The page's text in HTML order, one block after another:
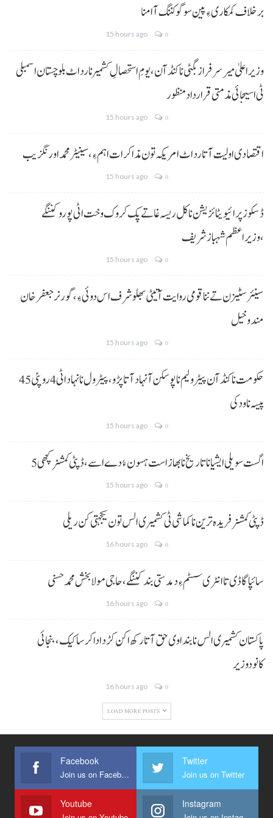
برخلاف کمکاری ءِ پین سوگو کننگ آ امنا
15 hours ago 0
وزیراعلیٰ میر سرفراز بگٹی نا کنڈ آن،یومِ استحصالِ کشمیر نا رد اٹ بلوچستان اسمبلی
ٹی اسیجائی مذمتی قرارداد منظور
15 hours ago 0
اقتصادی اولیت آتا رد اٹ امریکہ تون مذاکرات اہم ءِ،سینیٹر محمد اورنگزیب
15 hours ago 0
ڈسکوز پرائیویٹائزیشن نا کل ریسہ غاتے پک کروک وخت اٹی پورو کننگے
،وزیراعظم شہباز شریف
15 hours ago 0
سینئر سٹیزن تے ننا قومی روایت آتیٹی بھلو شرف اس دوئی ءِ،گورنر جعفرخان
مندوخیل
15 hours ago 0
حکومت نا کنڈ آن پیٹرولیم نا پوسکن آ نہاد آتا پڑو،پیٹرول نا نہاد اٹی 4 روپئی 45
پیسہ نا ودکی
15 hours ago 0
5 اگست سویلی ایشیا نا تاریخ نا بھاز است ہسون ءُ دے اسے،ڈپٹی کمشنر کچھی
15 hours ago 0
ڈپٹی کمشنر فریدہ ترین نا کماشی ٹی کشمیری الس تون یکجہتی کن ریلی
16 hours ago 0
سائپا گاڈی تا انٹری سسٹم ءِ دمدستی بند کننگے، حاجی مولا بخش محمد حسنی
16 hours ago 0
پاکستان کشمیری الس نا بنداوی حق آتا رکھ اکن کڑد ادا کرسا کیک ،بنجائی
کانودوزیر
16 hours ago 0
LOAD MORE POSTS
Facebook
Join us on Facebook
Twitter
Join us on Twitter
Youtube Instagram